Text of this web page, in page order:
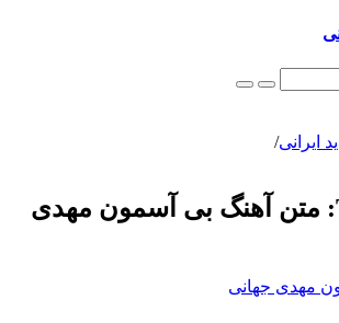
ایرانی/
متن آهنگ بی آسمون مهدی